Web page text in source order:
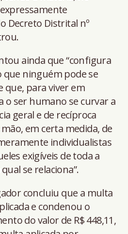
Decreto Distrital nº
ainda que “configura
ninguém pode se
que, para viver em
o ser humano se curvar a
geral e de recíproca
em certa medida, de
individualistas
exigíveis de toda a
se relaciona”.
concluiu que a multa
e condenou o
do valor de R$ 448,11,